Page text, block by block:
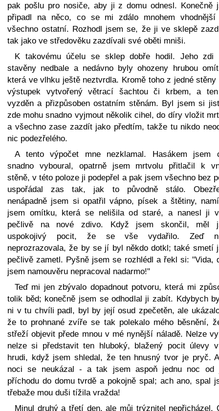
pak pošlu pro nosiče, aby ji z domu odnesl. Konečně
připadl na něco, co se mi zdálo mnohem vhodnější
všechno ostatní. Rozhodl jsem se, že ji ve sklepě
tak jako ve středověku zazdívali své oběti mniši.
K takovému účelu se sklep dobře hodil. Jeho zdi
stavěny nedbale a nedávno byly ohozeny hrubou
která ve vlhku ještě neztvrdla. Kromě toho z jedné stěny
výstupek vytvořený větrací šachtou či krbem, a
vyzděn a přizpůsoben ostatním stěnám. Byl jsem si
zde mohu snadno vyjmout několik cihel, do díry vložit
a všechno zase zazdít jako předtím, takže tu nikdo
nic podezřelého.
A tento výpočet mne nezklamal. Hasákem jsem
snadno vyboural, opatrně jsem mrtvolu přitlačil k
stěně, v této poloze ji podepřel a pak jsem všechno bez
uspořádal zas tak, jak to původně stálo.
nenápadně jsem si opatřil vápno, písek a štětiny,
jsem omítku, která se nelišila od staré, a nanesl ji
pečlivě na nové zdivo. Když jsem skončil, měl
uspokojivý pocit, že se vše vydařilo. Zeď
neprozrazovala, že by se jí byl někdo dotkl; také smetí
pečlivě zametl. Pyšně jsem se rozhlédl a řekl si: "Vida,
jsem namouvěru nepracoval nadarmo!"
Teď mi jen zbývalo dopadnout potvoru, která mi
tolik běd; konečně jsem se odhodlal ji zabít. Kdybych
ni v tu chvíli padl, byl by její osud zpečetěn, ale
že to prohnané zvíře se tak polekalo mého běsnění,
střeží objevit přede mnou v mé nynější náladě. Nelze
nelze si představit ten hluboký, blažený pocit úlevy
hrudi, když jsem shledal, že ten hnusný tvor je pryč.
noci se neukázal - a tak jsem aspoň jednu noc od
příchodu do domu tvrdě a pokojně spal; ach ano, spal
třebaže mou duši tížila vražda!
Minul druhý a třetí den, ale můj trýznitel nepřicházel.